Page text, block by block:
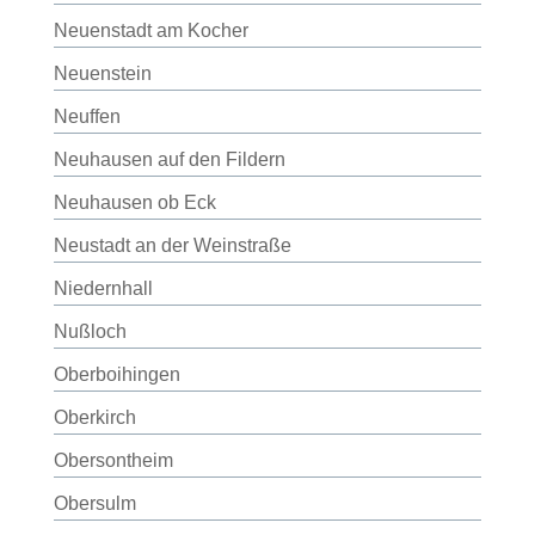
Neuenstadt am Kocher
Neuenstein
Neuffen
Neuhausen auf den Fildern
Neuhausen ob Eck
Neustadt an der Weinstraße
Niedernhall
Nußloch
Oberboihingen
Oberkirch
Obersontheim
Obersulm